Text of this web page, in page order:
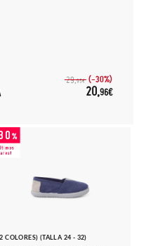
29,95€ (-30%)
20,96€
COLORES) (TALLA 24 - 32)